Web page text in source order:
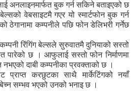
अनलाइनमार्फत बुक गर्न सकिने बताइएको छ
बेल्सको वेबसाइटमै गएर यो स्मार्टफोन बुक गर्न
कम्पनीले पछि फोन डेलिभरी गर्नेछ
कम्पनी रिंगिंग बेल्सले सुरुवातमै दुनियाको सस्तो
पारेको छ । आफुलाई सस्तो फोन निर्माणमा
दाबी कम्पनीका प्रवक्ताको छ ।
प्राप्त करछुटका साथै मार्केटिंगको नयाँ
सम्भव भएको उनको भनाइ छ ।